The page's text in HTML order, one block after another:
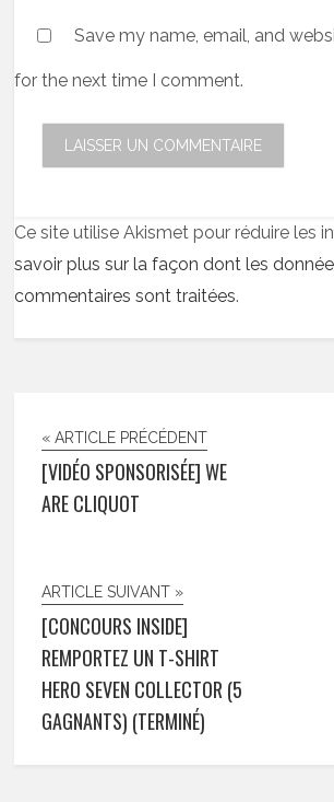
Save my name, email, and
for the next time I comment.
Ce site utilise Akismet pour réduire les
savoir plus sur la façon dont les
commentaires sont traitées.
« ARTICLE PRÉCÉDENT
[VIDÉO SPONSORISÉE] WE
ARE CLIQUOT
ARTICLE SUIVANT »
[CONCOURS INSIDE]
REMPORTEZ UN T-SHIRT
HERO SEVEN COLLECTOR (5
GAGNANTS) (TERMINÉ)